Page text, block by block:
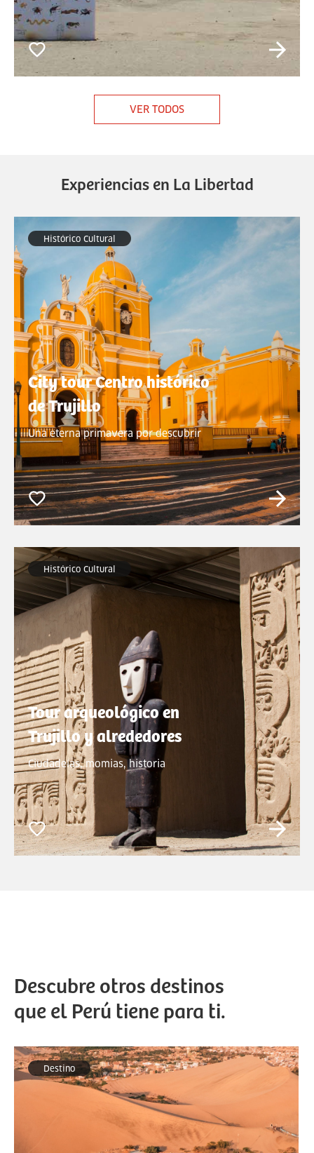
VER TODOS
Experiencias en La Libertad
Histórico Cultural
City tour Centro histórico
de Trujillo
Una eterna primavera por descubrir
Histórico Cultural
Tour arqueológico en
Trujillo y alrededores
Ciudadelas, momias, historia
Descubre otros destinos
que el Perú tiene para ti.
Destino